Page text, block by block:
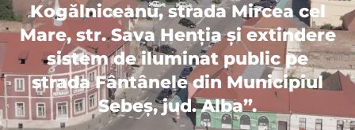
Kogălniceanu, strada Mircea cel
Mare, str. Sava Henția și extindere
sistem de iluminat public pe
strada Fântânele din Municipiul
Sebeș, jud. Alba”.